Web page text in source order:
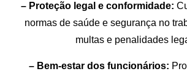
– Proteção legal e conformidade:
normas de saúde e segurança no
multas e penalidades
– Bem-estar dos funcionários: